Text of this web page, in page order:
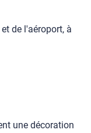
de l'aéroport, à
une décoration